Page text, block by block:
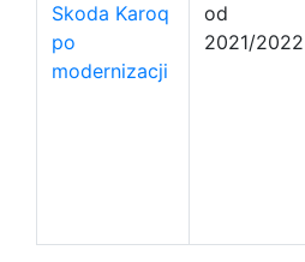
Skoda Karoq
po
modernizacji
od
2021/2022